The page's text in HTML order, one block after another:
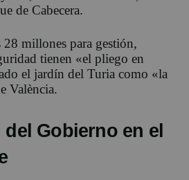
de Cabecera.
millones para gestión,
tienen «el pliego en
el jardín del Turia como «la
València.
Gobierno en el